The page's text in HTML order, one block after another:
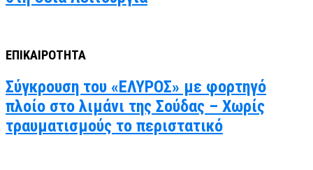
ΕΠΙΚΑΙΡΟΤΗΤΑ
Σύγκρουση του «ΕΛΥΡΟΣ» με φορτηγό
πλοίο στο λιμάνι της Σούδας – Χωρίς
τραυματισμούς το περιστατικό